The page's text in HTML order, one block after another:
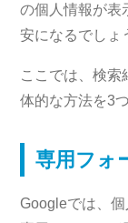
の個人情報が表
安になるでしょ
ここでは、検索
体的な方法を3
専用フォ
Googleでは、